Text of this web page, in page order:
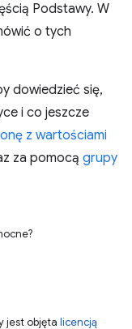
Podstawy. W
o tych
dowiedzieć się,
i co jeszcze
z wartościami
za pomocą grupy
jest objęta licencją